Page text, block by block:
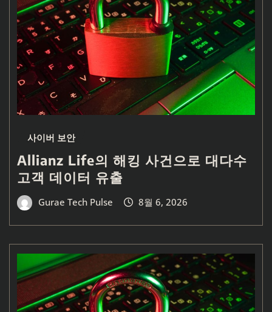
사이버 보안
Allianz Life의 해킹 사건으로 대다수
고객 데이터 유출
Gurae Tech Pulse 8월 6, 2026